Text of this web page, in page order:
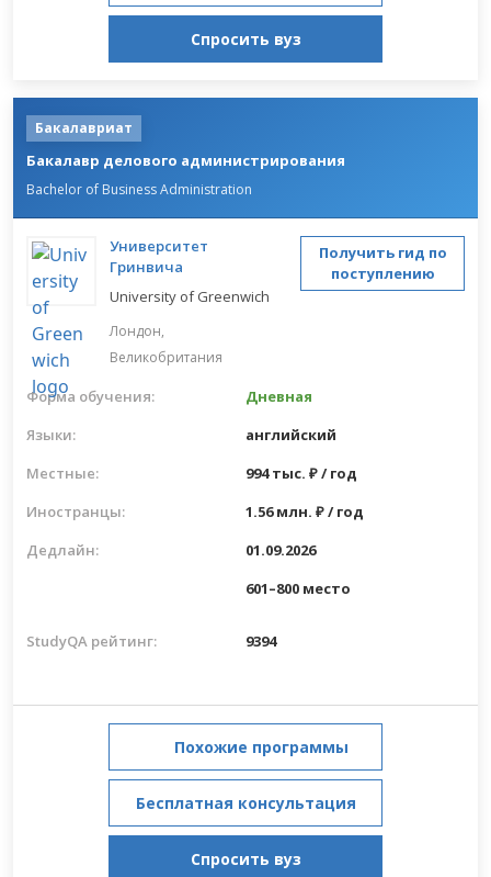
Спросить вуз
Бакалавриат
Бакалавр делового администрирования
Bachelor of Business Administration
Университет
Гринвича
University of Greenwich
Лондон,
Великобритания
Получить гид по
поступлению
Форма обучения:
Дневная
Языки:
английский
Местные:
994 тыс. ₽ / год
Иностранцы:
1.56 млн. ₽ / год
Дедлайн:
01.09.2026
601–800 место
StudyQA рейтинг: 9394
Похожие программы
Бесплатная консультация
Спросить вуз